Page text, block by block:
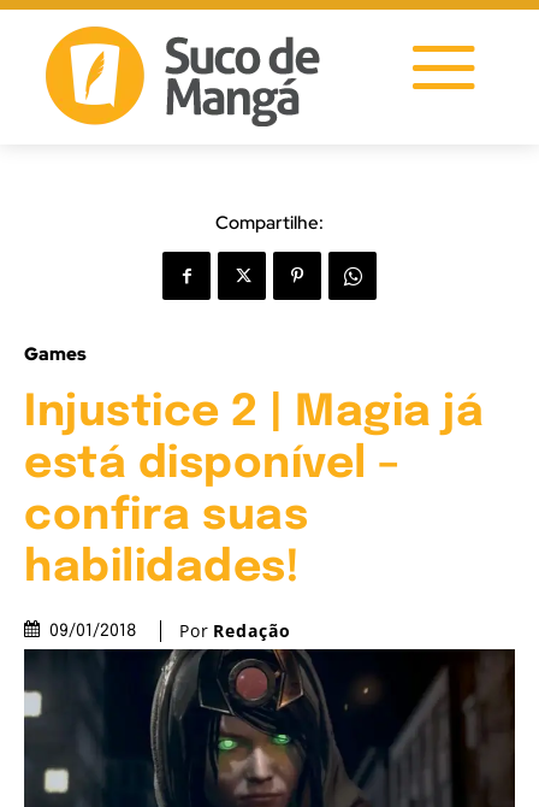
Compartilhe:
Games
Injustice 2 | Magia já
está disponível –
confira suas
habilidades!
09/01/2018 Por Redação